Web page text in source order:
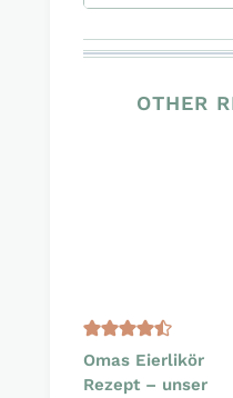
OTHER
Omas Eierlikör
Rezept – unser